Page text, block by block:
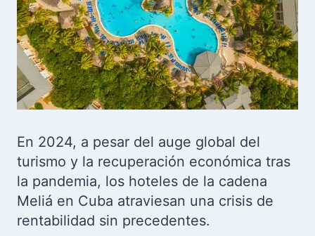
En 2024, a pesar del auge global del
turismo y la recuperación económica tras
la pandemia, los hoteles de la cadena
Meliá en Cuba atraviesan una crisis de
rentabilidad sin precedentes.